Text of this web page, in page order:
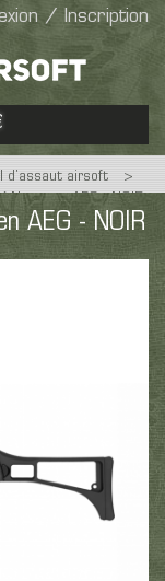
/ Inscription
d’assaut airsoft
>
Next gen AEG - NOIR
AEG - NOIR